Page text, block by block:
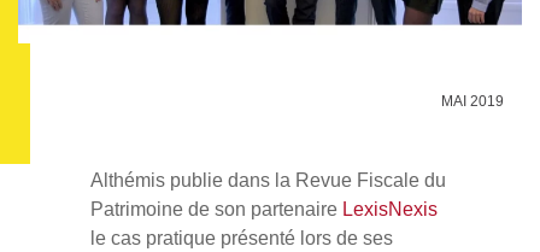
MAI 2019
Althémis publie dans la Revue Fiscale du
Patrimoine de son partenaire LexisNexis
le cas pratique présenté lors de ses